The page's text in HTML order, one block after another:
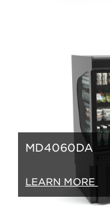
MD4060DA
LEARN MORE